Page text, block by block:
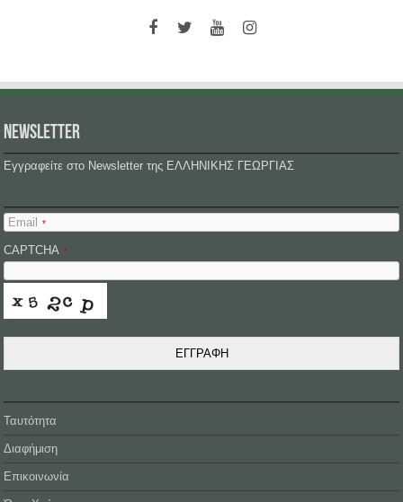
NEWSLETTER
Εγγραφείτε στο Newsletter της ΕΛΛΗΝΙΚΗΣ ΓΕΩΡΓΙΑΣ
Email *
CAPTCHA *
ΕΓΓΡΑΦΗ
Ταυτότητα
Διαφήμιση
Επικοινωνία